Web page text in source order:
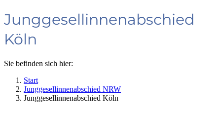
Junggesellinnenabschied
Köln
Sie befinden sich hier:
Start
Junggesellinnenabschied NRW
Junggesellinnenabschied Köln